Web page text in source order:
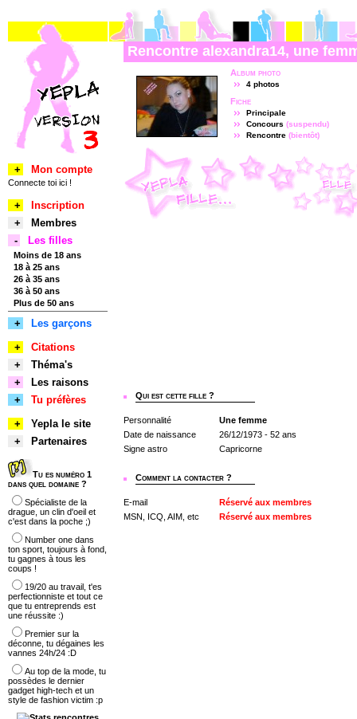
Rencontre alexandra14, une
Album photo
4 photos
Fiche
Principale
Concours (suspendu)
Rencontre (bientôt)
Qui est cette fille ?
Personnalité
Une femme
Date de naissance
26/12/1973 - 52 ans
Signe astro
Capricorne
Comment la contacter ?
E-mail
Réservé aux membres
MSN, ICQ, AIM, etc
Réservé aux membres
+ Mon compte
Connecte toi ici !
+
Inscription
+
Membres
-
Les filles
Moins de 18 ans
18 à 25 ans
26 à 35 ans
36 à 50 ans
Plus de 50 ans
+
Les garçons
+
Citations
+
Théma's
+
Les raisons
+
Tu préfères
+
Yepla le site
+
Partenaires
Tu es numéro 1
dans quel domaine ?
Spécialiste de la
drague, un clin d'oeil et
c'est dans la poche ;)
Number one dans
ton sport, toujours à fond,
tu gagnes à tous les
coups !
19/20 au travail, t'es
perfectionniste et tout ce
que tu entreprends est
une réussite :)
Premier sur la
déconne, tu dégaines les
vannes 24h/24 :D
Au top de la mode, tu
possèdes le dernier
gadget high-tech et un
style de fashion victim :p